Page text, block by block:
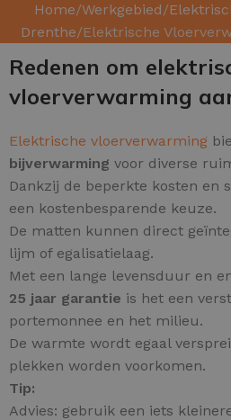
Home Werkgebied
Drenthe Elektrische
Redenen om
vloerverwarming
Elektrische vloerverwarming
bijverwarming voor diverse
Dankzij de beperkte kosten en
een kostenbesparende keuze.
De matten kunnen direct
lijm of egalisatielaag.
Met een lange levensduur en
25 jaar garantie is het een
portemonnee en het milieu.
De warmte wordt egaal
plekken worden voorkomen.
Tip:
Advies: gebruik een iets